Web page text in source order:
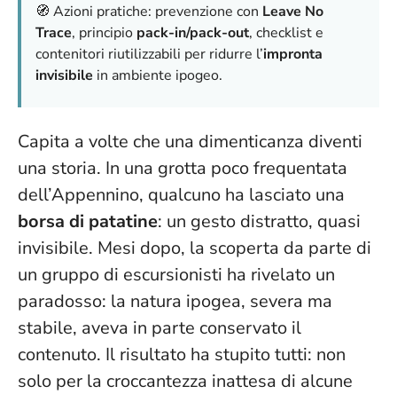
🧭 Azioni pratiche: prevenzione con Leave No
Trace, principio pack-in/pack-out, checklist e
contenitori riutilizzabili per ridurre l’impronta
invisibile in ambiente ipogeo.
Capita a volte che una dimenticanza diventi
una storia. In una grotta poco frequentata
dell’Appennino, qualcuno ha lasciato una
borsa di patatine: un gesto distratto, quasi
invisibile. Mesi dopo, la scoperta da parte di
un gruppo di escursionisti ha rivelato un
paradosso: la natura ipogea, severa ma
stabile, aveva in parte conservato il
contenuto. Il risultato ha stupito tutti: non
solo per la croccantezza inattesa di alcune